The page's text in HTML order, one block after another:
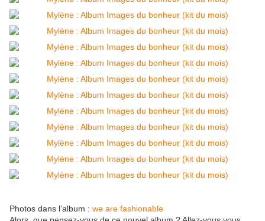
Photos dans l’album : we are fashionable